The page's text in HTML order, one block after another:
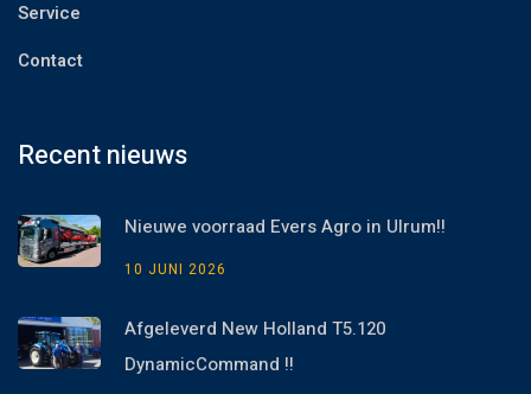
Service
Contact
Recent nieuws
Nieuwe voorraad Evers Agro in Ulrum!!
10 JUNI 2026
Afgeleverd New Holland T5.120
DynamicCommand !!